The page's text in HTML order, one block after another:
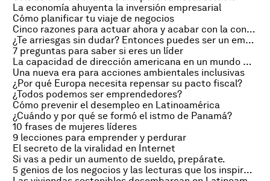
La economía ahuyenta la inversión empresarial
Cómo planificar tu viaje de negocios
Cinco razones para actuar ahora y acabar con la contaminación
¿Te arriesgas sin dudar? Entonces puedes ser un emprendedor social
7 preguntas para saber si eres un líder
La capacidad de dirección americana en un mundo multipolar
Una nueva era para acciones ambientales inclusivas
¿Por qué Europa necesita repensar su pacto fiscal?
¿Todos podemos ser emprendedores?
Cómo prevenir el desempleo en Latinoamérica
¿Cuándo y por qué se formó el istmo de Panamá?
10 frases de mujeres líderes
9 lecciones para emprender y perdurar
El secreto de la viralidad en Internet
Si vas a pedir un aumento de sueldo, prepárate.
5 genios de los negocios y las lecturas que los inspiraron